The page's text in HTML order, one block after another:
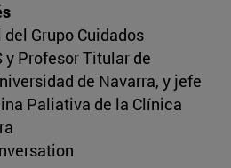
Grupo Cuidados
Profesor Titular de
de Navarra, y jefe
Paliativa de la Clínica